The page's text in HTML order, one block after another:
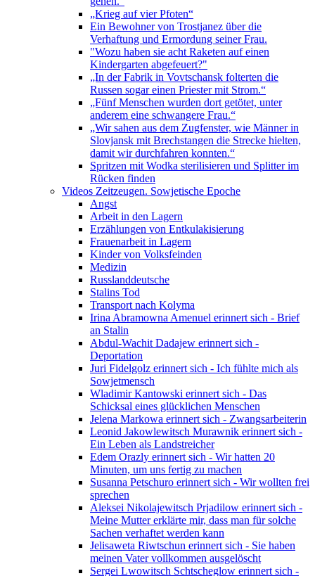
„Krieg auf vier Pfoten“
Ein Bewohner von Trostjanez über die
Verhaftung und Ermordung seiner Frau.
"Wozu haben sie acht Raketen auf einen
Kindergarten abgefeuert?"
„In der Fabrik in Vovtschansk folterten die
Russen sogar einen Priester mit Strom.“
„Fünf Menschen wurden dort getötet, unter
anderem eine schwangere Frau.“
„Wir sahen aus dem Zugfenster, wie Männer in
Slovjansk mit Brechstangen die Strecke hielten,
damit wir durchfahren konnten.“
Spritzen mit Wodka sterilisieren und Splitter im
Rücken finden
Videos Zeitzeugen. Sowjetische Epoche
Angst
Arbeit in den Lagern
Erzählungen von Entkulakisierung
Frauenarbeit in Lagern
Kinder von Volksfeinden
Medizin
Russlanddeutsche
Stalins Tod
Transport nach Kolyma
Irina Abramowna Amenuel erinnert sich - Brief
an Stalin
Abdul-Wachit Dadajew erinnert sich -
Deportation
Juri Fidelgolz erinnert sich - Ich fühlte mich als
Sowjetmensch
Wladimir Kantowski erinnert sich - Das
Schicksal eines glücklichen Menschen
Jelena Markowa erinnert sich - Zwangsarbeiterin
Leonid Jakowlewitsch Murawnik erinnert sich -
Ein Leben als Landstreicher
Edem Orazly erinnert sich - Wir hatten 20
Minuten, um uns fertig zu machen
Susanna Petschuro erinnert sich - Wir wollten frei
sprechen
Aleksei Nikolajewitsch Prjadilow erinnert sich -
Meine Mutter erklärte mir, dass man für solche
Sachen verhaftet werden kann
Jelisaweta Riwtschun erinnert sich - Sie haben
meinen Vater vollkommen ausgelöscht
Sergei Lwowitsch Schtscheglow erinnert sich -